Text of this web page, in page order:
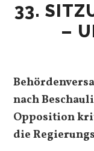
33.
–
nach
Opposition
die